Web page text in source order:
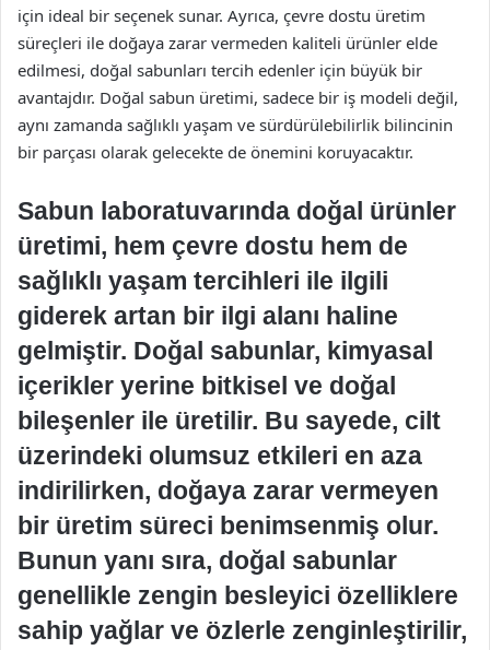
için ideal bir seçenek sunar. Ayrıca, çevre dostu üretim
süreçleri ile doğaya zarar vermeden kaliteli ürünler elde
edilmesi, doğal sabunları tercih edenler için büyük bir
avantajdır. Doğal sabun üretimi, sadece bir iş modeli değil,
aynı zamanda sağlıklı yaşam ve sürdürülebilirlik bilincinin
bir parçası olarak gelecekte de önemini koruyacaktır.
Sabun laboratuvarında doğal ürünler
üretimi, hem çevre dostu hem de
sağlıklı yaşam tercihleri ile ilgili
giderek artan bir ilgi alanı haline
gelmiştir. Doğal sabunlar, kimyasal
içerikler yerine bitkisel ve doğal
bileşenler ile üretilir. Bu sayede, cilt
üzerindeki olumsuz etkileri en aza
indirilirken, doğaya zarar vermeyen
bir üretim süreci benimsenmiş olur.
Bunun yanı sıra, doğal sabunlar
genellikle zengin besleyici özelliklere
sahip yağlar ve özlerle zenginleştirilir,